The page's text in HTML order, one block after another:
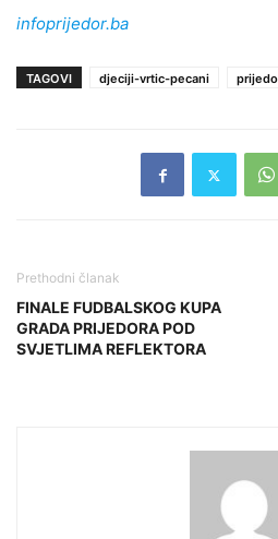
infoprijedor.ba
TAGOVI djeciji-vrtic-pecani
Prethodni članak
FINALE FUDBALSKOG KUPA
GRADA PRIJEDORA POD
SVJETLIMA REFLEKTORA